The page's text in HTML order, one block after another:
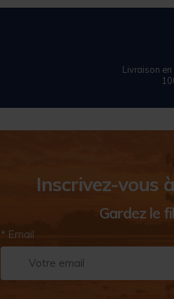
Livraison
Inscrivez-vous
Gardez le
* Email